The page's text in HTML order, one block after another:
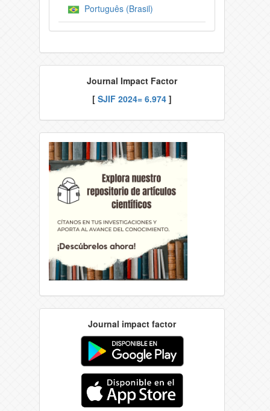
Português (Brasil)
Journal Impact Factor
[ SJIF 2024= 6.974 ]
Journal impact factor